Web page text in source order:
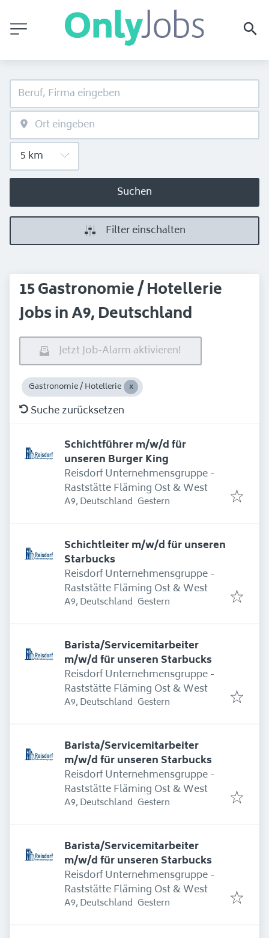
Suchen
Filter einschalten
15 Gastronomie / Hotellerie
Jobs in A9, Deutschland
Jetzt Job-Alarm aktivieren!
Gastronomie / Hotellerie
Suche zurücksetzen
Schichtführer m/w/d für
unseren Burger King
Reisdorf Unternehmensgruppe -
Raststätte Fläming Ost & West
A9, Deutschland Erschienen
Gestern
Schichtleiter m/w/d für unseren
Starbucks
Reisdorf Unternehmensgruppe -
Raststätte Fläming Ost & West
A9, Deutschland Erschienen
Gestern
Barista/Servicemitarbeiter
m/w/d für unseren Starbucks
Reisdorf Unternehmensgruppe -
Raststätte Fläming Ost & West
A9, Deutschland Erschienen
Gestern
Barista/Servicemitarbeiter
m/w/d für unseren Starbucks
Reisdorf Unternehmensgruppe -
Raststätte Fläming Ost & West
A9, Deutschland Erschienen
Gestern
Barista/Servicemitarbeiter
m/w/d für unseren Starbucks
Reisdorf Unternehmensgruppe -
Raststätte Fläming Ost & West
A9, Deutschland Erschienen
Gestern